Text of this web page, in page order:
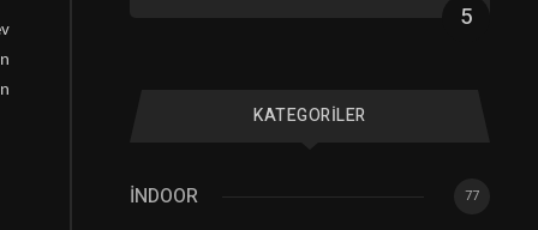
5
KATEGORILER
İNDOOR 77